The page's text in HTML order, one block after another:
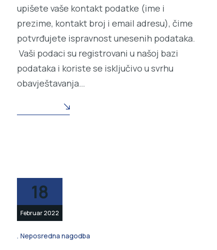
upišete vaše kontakt podatke (ime i
prezime, kontakt broj i email adresu), čime
potvrđujete ispravnost unesenih podataka.
Vaši podaci su registrovani u našoj bazi
podataka i koriste se isključivo u svrhu
obavještavanja…
18
Februar 2022
Neposredna nagodba